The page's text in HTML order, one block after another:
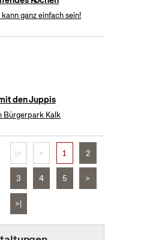
ganz einfach sein!
den Juppis
Bürgerpark Kalk
|< < 1 2
3 4 5 >
>|